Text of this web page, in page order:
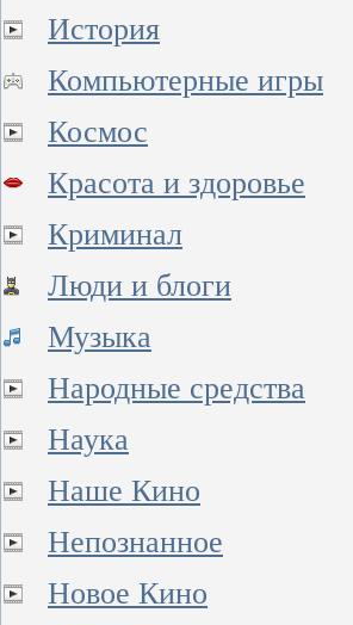
История
Компьютерные игры
Космос
Красота и здоровье
Криминал
Люди и блоги
Музыка
Народные средства
Наука
Наше Кино
Непознанное
Новое Кино